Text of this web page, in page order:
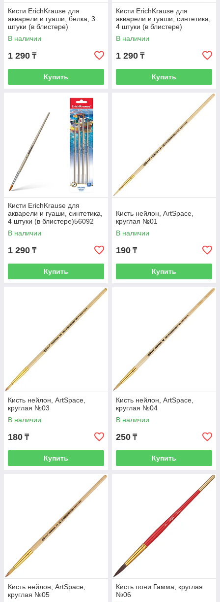
Кисти ErichKrause для
акварели и гуаши, белка, 3
штуки (в блистере)
В наличии
1 290 ₸
Купить
Кисти ErichKrause для
акварели и гуаши, синтетика,
4 штуки (в блистере)
В наличии
1 290 ₸
Купить
Кисти ErichKrause для
акварели и гуаши, синтетика,
4 штуки (в блистере)56092
В наличии
1 290 ₸
Купить
Кисть нейлон, ArtSpace,
круглая №01
В наличии
190 ₸
Купить
Кисть нейлон, ArtSpace,
круглая №03
В наличии
180 ₸
Купить
Кисть нейлон, ArtSpace,
круглая №04
В наличии
250 ₸
Купить
Кисть нейлон, ArtSpace,
круглая №05
Кисть пони Гамма, круглая
№06